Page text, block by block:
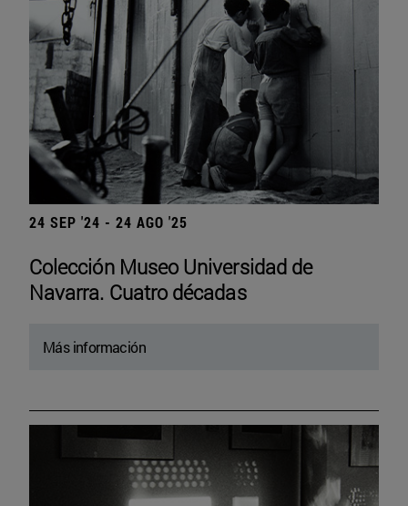
24 SEP '24 - 24 AGO '25
Colección Museo Universidad de
Navarra. Cuatro décadas
Más información